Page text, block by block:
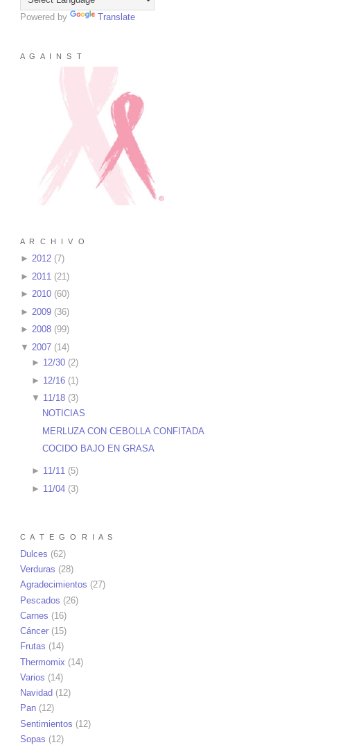
Powered by Translate
A G A I N S T
A R C H I V O
► 2012 (7)
► 2011 (21 )
► 2010 (60)
► 2009 (36)
► 2008 (99)
▼ 2007 (14)
► 12/30(2)
► 12/16(1)
▼ 11/18(3)
NOTICIAS
MERLUZA CON CEBOLLA CONFITADA
COCIDO BAJO EN GRASA
► 11/11(5)
► 11/04(3)
C A T E G O R I A S
Dulces (62)
Verduras (28)
Agradecimientos (27)
Pescados (26)
Carnes (16)
Cáncer (15)
Frutas (14)
Thermomix (14)
Varios (14)
Navidad (12)
Pan (12)
Sentimientos (12)
Sopas (12)